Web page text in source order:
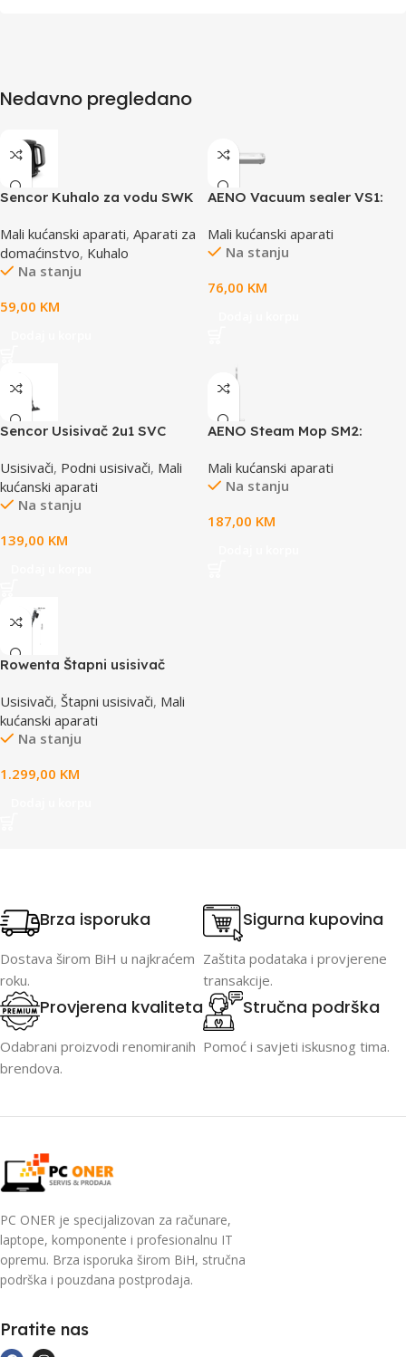
Nedavno pregledano
Sencor Kuhalo za vodu SWK
Mali kućanski aparati, Aparati za
domaćinstvo, Kuhalo
Na stanju
59,00 KM
AENO Vacuum sealer VS1:
Vac+Seal, Seal, Compact
size, Max Pocket Width 30
Mali kućanski aparati
Na stanju
76,00 KM
Sencor Usisivač 2u1 SVC
Usisivači, Podni usisivači, Mali
kućanski aparati
Na stanju
139,00 KM
AENO Steam Mop SM2:
Volume 275mL, 3 steam
modes, self-standing
Mali kućanski aparati
Na stanju
187,00 KM
Rowenta Štapni usisivač
16.60
Usisivači, Štapni usisivači, Mali
kućanski aparati
Na stanju
1.299,00 KM
Brza isporuka
Dostava širom BiH u najkraćem
roku.
Sigurna kupovina
Zaštita podataka i provjerene
transakcije.
Provjerena kvaliteta
Odabrani proizvodi renomiranih
brendova.
Stručna podrška
Pomoć i savjeti iskusnog tima.
PC ONER je specijalizovan za računare,
laptope, komponente i profesionalnu IT
opremu. Brza isporuka širom BiH, stručna
podrška i pouzdana postprodaja.
Pratite nas